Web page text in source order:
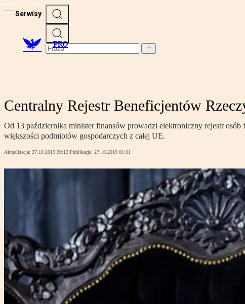
Serwisy
PRO
Centralny Rejestr Beneficjentów
Od 13 października minister finansów prowadzi elektroniczny rejestr
większości podmiotów gospodarczych z całej UE.
Aktualizacja: 27.10.2019 20:12 Publikacja: 27.10.2019 01:01